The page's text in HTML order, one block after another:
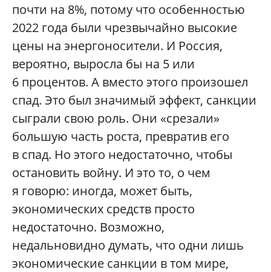
почти на 8%, потому что особенностью
2022 года были чрезвычайно высокие
цены на энергоносители. И Россия,
вероятно, выросла бы на 5 или
6 процентов. А вместо этого произошел
спад. Это был значимый эффект, санкции
сыграли свою роль. Они «срезали»
большую часть роста, превратив его
в спад. Но этого недостаточно, чтобы
остановить войну. И это то, о чем
я говорю: иногда, может быть,
экономических средств просто
недостаточно. Возможно,
недальновидно думать, что одни лишь
экономические санкции в том мире,